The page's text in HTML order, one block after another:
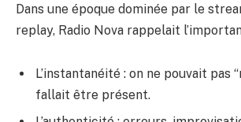
Dans une époque dominée par le
replay, Radio Nova rappelait
L’instantanéité : on ne pouvait pas
fallait être présent.